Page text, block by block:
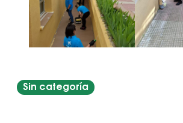
Sin categoría